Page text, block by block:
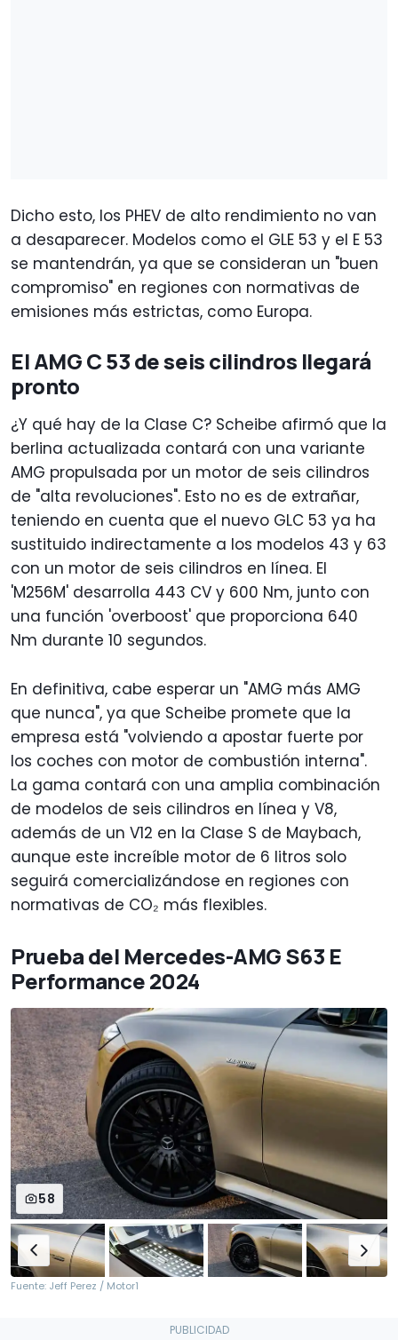
Dicho esto, los PHEV de alto rendimiento no van
a desaparecer. Modelos como el GLE 53 y el E 53
se mantendrán, ya que se consideran un "buen
compromiso" en regiones con normativas de
emisiones más estrictas, como Europa.
El AMG C 53 de seis cilindros llegará
pronto
¿Y qué hay de la Clase C? Scheibe afirmó que la
berlina actualizada contará con una variante
AMG propulsada por un motor de seis cilindros
de "alta revoluciones". Esto no es de extrañar,
teniendo en cuenta que el nuevo GLC 53 ya ha
sustituido indirectamente a los modelos 43 y 63
con un motor de seis cilindros en línea. El
'M256M' desarrolla 443 CV y 600 Nm, junto con
una función 'overboost' que proporciona 640
Nm durante 10 segundos.
En definitiva, cabe esperar un "AMG más AMG
que nunca", ya que Scheibe promete que la
empresa está "volviendo a apostar fuerte por
los coches con motor de combustión interna".
La gama contará con una amplia combinación
de modelos de seis cilindros en línea y V8,
además de un V12 en la Clase S de Maybach,
aunque este increíble motor de 6 litros solo
seguirá comercializándose en regiones con
normativas de CO₂ más flexibles.
Prueba del Mercedes-AMG S63 E
Performance 2024
58
Fuente: Jeff Perez / Motor1